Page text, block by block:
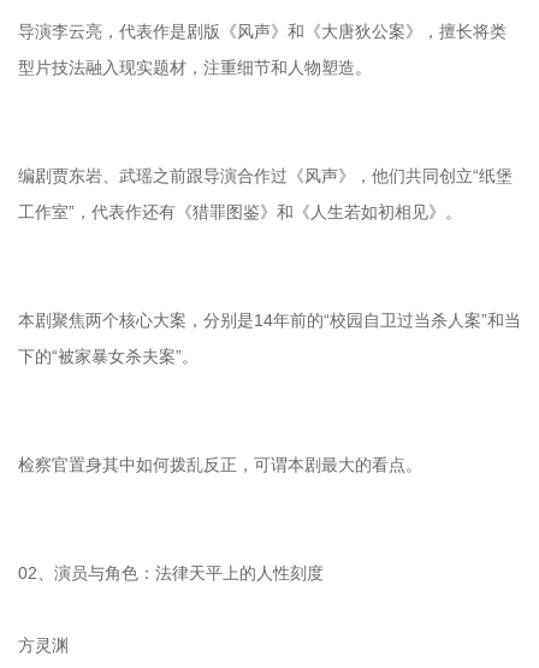
导演李云亮，代表作是剧版《风声》和《大唐狄公案》，擅长将类
型片技法融入现实题材，注重细节和人物塑造。
编剧贾东岩、武瑶之前跟导演合作过《风声》，他们共同创立“纸堡
工作室”，代表作还有《猎罪图鉴》和《人生若如初相见》。
本剧聚焦两个核心大案，分别是14年前的“校园自卫过当杀人案”和当
下的“被家暴女杀夫案”。
检察官置身其中如何拨乱反正，可谓本剧最大的看点。
02、演员与角色：法律天平上的人性刻度
方灵渊